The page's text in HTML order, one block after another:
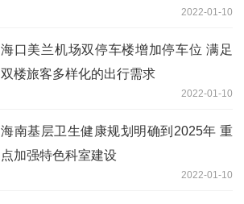
2022-01-10
海口美兰机场双停车楼增加停车位 满足
双楼旅客多样化的出行需求
2022-01-10
海南基层卫生健康规划明确到2025年 重
点加强特色科室建设
2022-01-10